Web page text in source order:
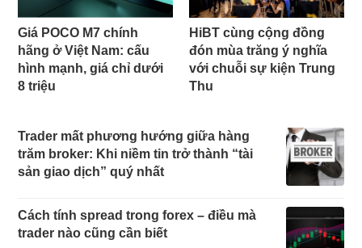
Giá POCO M7 chính
hãng ở Việt Nam: cấu
hình mạnh, giá chỉ dưới
8 triệu
HiBT cùng cộng đồng
đón mùa trăng ý nghĩa
với chuỗi sự kiện Trung
Thu
Trader mất phương hướng giữa hàng
trăm broker: Khi niềm tin trở thành “tài
sản giao dịch” quý nhất
Cách tính spread trong forex – điều mà
trader nào cũng cần biết